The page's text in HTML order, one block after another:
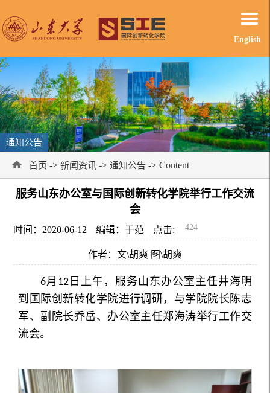
English
通知公告
首页 -> 新闻资讯 -> 通知公告 -> Content
服务山东办公室与国际创新转化学院举行工作交流
会
时间：2020-06-12 编辑：于范 点击: 424
作者：文\胡爽 图\胡爽
6月 12 日上午，服务山东办公室主任井海明
到国际创新转化学院进行调研，与学院院长陈志
军、副院长乔岳、办公室主任郑海涛举行工作交
流会。